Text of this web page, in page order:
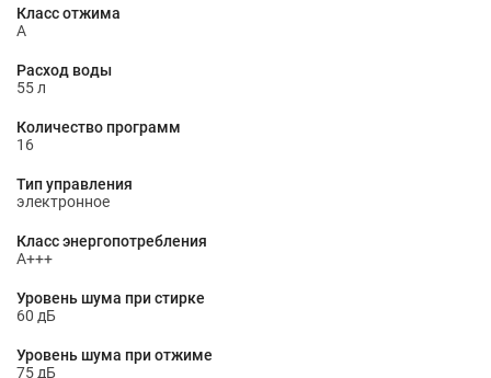
Класс отжима
A
Расход воды
55 л
Количество программ
16
Тип управления
электронное
Класс энергопотребления
A+++
Уровень шума при стирке
60 дБ
Уровень шума при отжиме
75 дБ